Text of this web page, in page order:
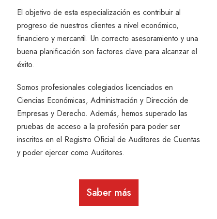
El objetivo de esta especialización es contribuir al
progreso de nuestros clientes a nivel económico,
financiero y mercantil. Un correcto asesoramiento y una
buena planificación son factores clave para alcanzar el
éxito.
Somos profesionales colegiados licenciados en
Ciencias Económicas, Administración y Dirección de
Empresas y Derecho. Además, hemos superado las
pruebas de acceso a la profesión para poder ser
inscritos en el Registro Oficial de Auditores de Cuentas
y poder ejercer como Auditores.
Saber más